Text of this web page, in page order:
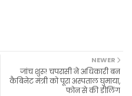
NEWER
जांच शुरू! चपरासी ने अधिकारी बन
कैबिनेट मंत्री को पूरा अस्पताल घुमाया,
फोन से की डीलिंग